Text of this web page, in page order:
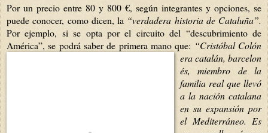
Por un precio entre 80 y 800 €, según integrantes y opciones, se
puede conocer, como dicen, la “verdadera historia de Cataluña”.
Por ejemplo, si se opta por el circuito del “descubrimiento de
América”, se podrá saber de primera mano que: “Cristóbal Colón
era catalán, barcelon
és, miembro de la
familia real que llevó
a la nación catalana
en su expansión por
el Mediterráneo. Es